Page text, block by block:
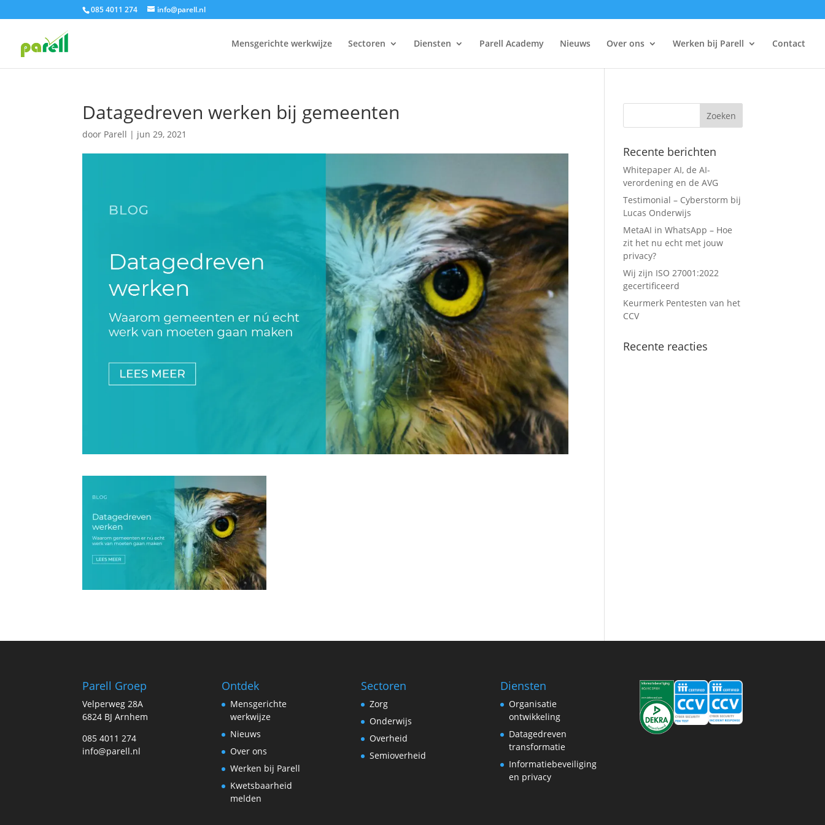
085 4011 274 info@parell.nl
Mensgerichte werkwijze Sectoren Diensten Parell Academy Nieuws Over ons Werken bij Parell Contact
Datagedreven werken bij gemeenten
door Parell | jun 29, 2021
Recente berichten
Whitepaper AI, de AI-
verordening en de AVG
Testimonial – Cyberstorm bij
Lucas Onderwijs
MetaAI in WhatsApp – Hoe
zit het nu echt met jouw
privacy?
Wij zijn ISO 27001:2022
gecertificeerd
Keurmerk Pentesten van het
CCV
Recente reacties
Parell Groep
Velperweg 28A
6824 BJ Arnhem
085 4011 274
info@parell.nl
Ontdek
Mensgerichte
werkwijze
Nieuws
Over ons
Werken bij Parell
Kwetsbaarheid
melden
Sectoren
Zorg
Onderwijs
Overheid
Semioverheid
Diensten
Organisatie
ontwikkeling
Datagedreven
transformatie
Informatiebeveiliging
en privacy